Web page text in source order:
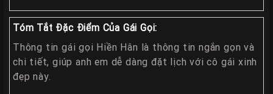
Giá
Rẽ
Gái
Gọi
Sinh
Tóm Tắt Đặc Điểm Của Gái Gọi:
Thông tin gái gọi Hiền Hân là thông tin ngắn gọn và
chi tiết, giúp anh em dễ dàng đặt lịch với cô gái xinh
đẹp này.